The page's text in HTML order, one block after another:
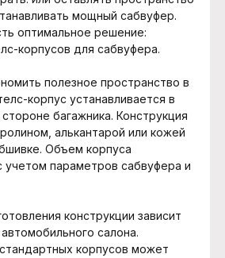
мощный сабвуфер.
оптимальное решение:
корпусов для сабвуфера.
полезное пространство в
корпус устанавливается в
багажника. Конструкция
алькантарой или кожей
Объем корпуса
учетом параметров сабвуфера и
конструкции зависит
салона.
корпусов может